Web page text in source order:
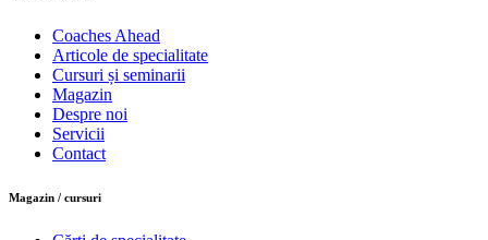
Coaches Ahead
Articole de specialitate
Cursuri și seminarii
Magazin
Despre noi
Servicii
Contact
Magazin / cursuri